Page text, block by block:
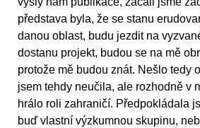
představa byla, že se stanu
danou oblast, budu jezdit na
dostanu projekt, budou se na mě
protože mě budou znát. Nešlo tedy
jsem tehdy neučila, ale rozhodně v
hrálo roli zahraničí. Předpokládala
buď vlastní výzkumnou skupinu,